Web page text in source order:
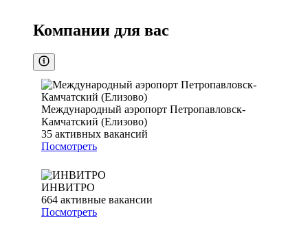
Компании для вас
Международный аэропорт Петропавловск-
Камчатский (Елизово)
35 активных вакансий
Посмотреть
ИНВИТРО
664 активные вакансии
Посмотреть